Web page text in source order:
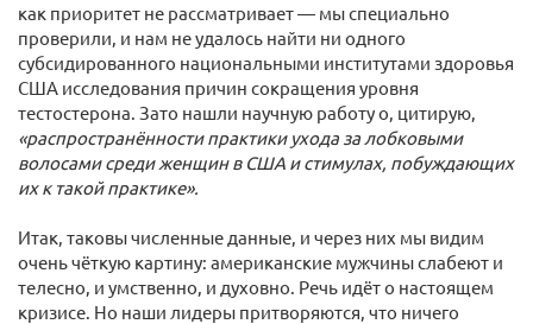
как приоритет не рассматривает — мы специально
проверили, и нам не удалось найти ни одного
субсидированного национальными институтами здоровья
США исследования причин сокращения уровня
тестостерона. Зато нашли научную работу о, цитирую,
«распространённости практики ухода за лобковыми
волосами среди женщин в США и стимулах, побуждающих
их к такой практике».
Итак, таковы численные данные, и через них мы видим
очень чёткую картину: американские мужчины слабеют и
телесно, и умственно, и духовно. Речь идёт о настоящем
кризисе. Но наши лидеры притворяются, что ничего